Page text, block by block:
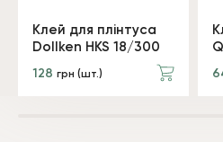
Клей для плінтуса
Dollken HKS 18/300
128 грн (шт.)